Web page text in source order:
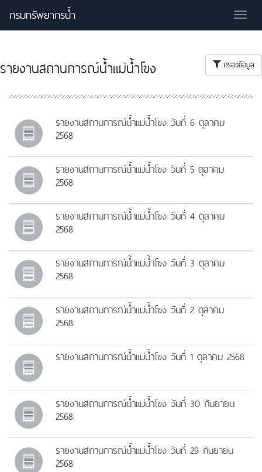
กรมทรัพยากรน้ำ
รายงานสถานการณ์น้ำแม่น้ำโขง กรองข้อมูล
รายงานสถานการณ์น้ำแม่น้ำโขง วันที่ 6 ตุลาคม
2568
รายงานสถานการณ์น้ำแม่น้ำโขง วันที่ 5 ตุลาคม
2568
รายงานสถานการณ์น้ำแม่น้ำโขง วันที่ 4 ตุลาคม
2568
รายงานสถานการณ์น้ำแม่น้ำโขง วันที่ 3 ตุลาคม
2568
รายงานสถานการณ์น้ำแม่น้ำโขง วันที่ 2 ตุลาคม
2568
รายงานสถานการณ์น้ำแม่น้ำโขง วันที่ 1 ตุลาคม 2568
รายงานสถานการณ์น้ำแม่น้ำโขง วันที่ 30 กันยายน
2568
รายงานสถานการณ์น้ำแม่น้ำโขง วันที่ 29 กันยายน
2568